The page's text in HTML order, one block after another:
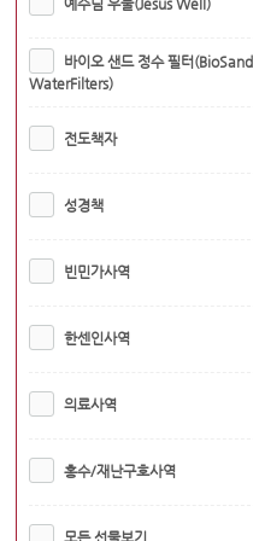
예수님 우물(Jesus Well)
바이오 샌드 정수 필터(BioSand
WaterFilters)
전도책자
성경책
빈민가사역
한센인사역
의료사역
홍수/재난구호사역
모든 선물보기